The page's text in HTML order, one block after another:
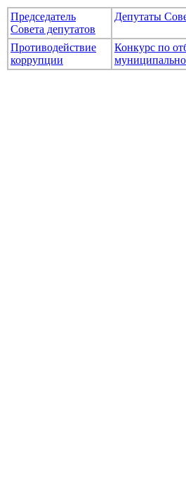
Председатель
Совета депутатов
Депутаты
Противодействие
коррупции
Конкурс по